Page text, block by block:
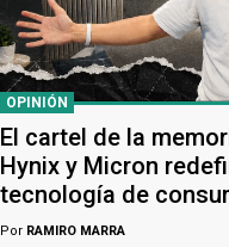
OPINIÓN
El cartel de la
Hynix y Micron
tecnología de
Por RAMIRO MARRA